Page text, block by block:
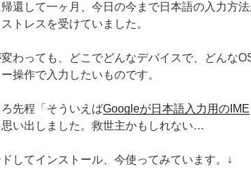
還して一ヶ月、今日の今まで日本語の入力方
トレスを受けていました。
わっても、どこでどんなデバイスで、どんな
操作で入力したいものです。
先程「そういえばGoogleが日本語入力用のIME
い出しました。救世主かもしれない…
してインストール、今使ってみています。↓